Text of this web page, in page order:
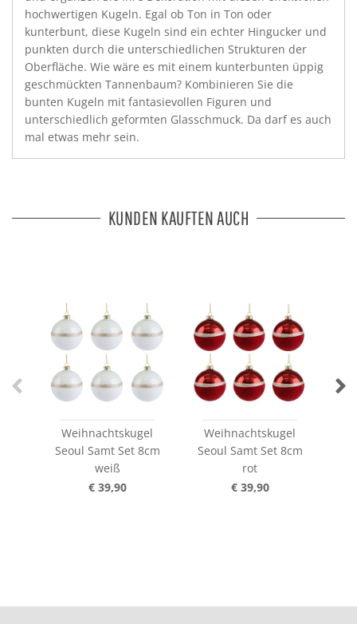
hochwertigen Kugeln. Egal ob Ton in Ton oder
kunterbunt, diese Kugeln sind ein echter Hingucker und
punkten durch die unterschiedlichen Strukturen der
Oberfläche. Wie wäre es mit einem kunterbunten üppig
geschmückten Tannenbaum? Kombinieren Sie die
bunten Kugeln mit fantasievollen Figuren und
unterschiedlich geformten Glasschmuck. Da darf es auch
mal etwas mehr sein.
KUNDEN KAUFTEN AUCH
Weihnachtskugel
Seoul Samt Set 8cm
weiß
€ 39,90
Weihnachtskugel
Seoul Samt Set 8cm
rot
€ 39,90